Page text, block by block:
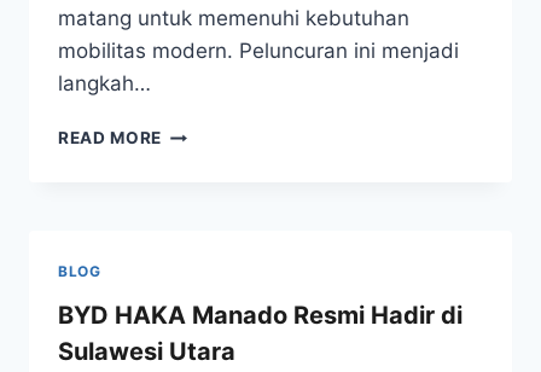
matang untuk memenuhi kebutuhan
mobilitas modern. Peluncuran ini menjadi
langkah…
READ MORE
BLOG
BYD HAKA Manado Resmi Hadir di
Sulawesi Utara